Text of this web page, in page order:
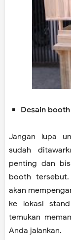
Desain booth
Jangan lupa
sudah
penting dan
booth
akan
ke lokasi
temukan
Anda jalankan.